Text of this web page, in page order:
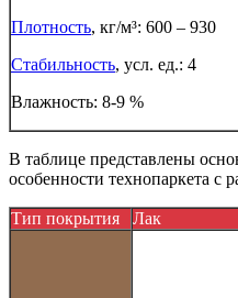
Плотность, кг/м³: 600 – 930
Стабильность, усл. ед.: 4
Влажность: 8-9 %
В таблице представлены
особенности технопаркета с
Тип покрытия Лак